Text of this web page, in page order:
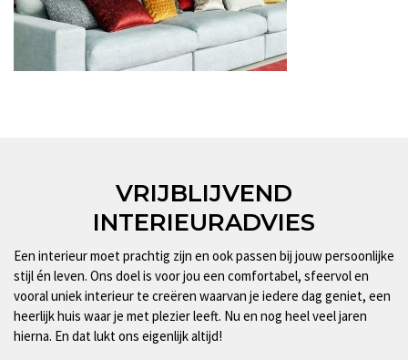
VRIJBLIJVEND
INTERIEURADVIES
Een interieur moet prachtig zijn en ook passen bij jouw persoonlijke
stijl én leven. Ons doel is voor jou een comfortabel, sfeervol en
vooral uniek interieur te creëren waarvan je iedere dag geniet, een
heerlijk huis waar je met plezier leeft. Nu en nog heel veel jaren
hierna. En dat lukt ons eigenlijk altijd!